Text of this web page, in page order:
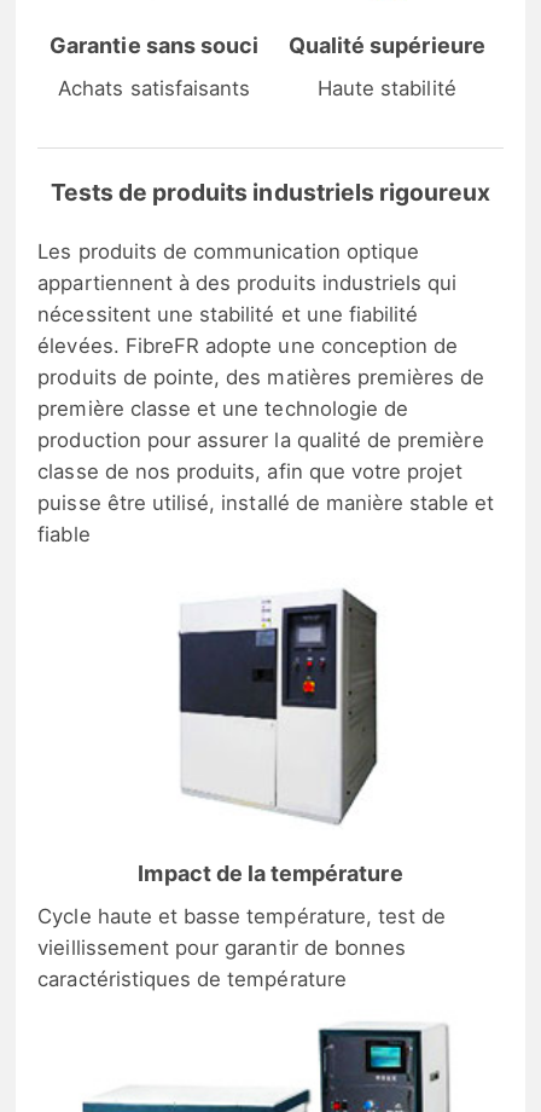
Garantie sans souci
Achats satisfaisants
Qualité supérieure
Haute stabilité
Tests de produits industriels rigoureux
Les produits de communication optique
appartiennent à des produits industriels qui
nécessitent une stabilité et une fiabilité
élevées. FibreFR adopte une conception de
produits de pointe, des matières premières de
première classe et une technologie de
production pour assurer la qualité de première
classe de nos produits, afin que votre projet
puisse être utilisé, installé de manière stable et
fiable
Impact de la température
Cycle haute et basse température, test de
vieillissement pour garantir de bonnes
caractéristiques de température